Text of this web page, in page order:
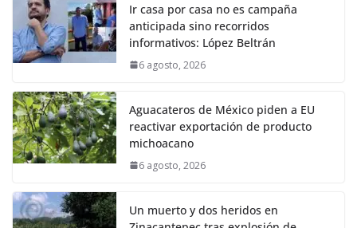
Ir casa por casa no es campaña
anticipada sino recorridos
informativos: López Beltrán
6 agosto, 2026
Aguacateros de México piden a EU
reactivar exportación de producto
michoacano
6 agosto, 2026
Un muerto y dos heridos en